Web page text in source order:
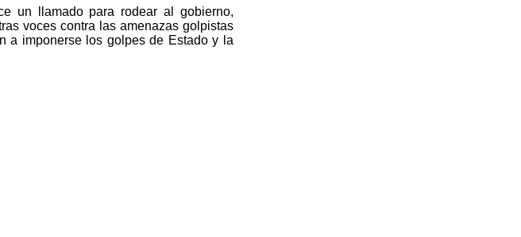
un llamado para rodear al gobierno,
voces contra las amenazas golpistas
a imponerse los golpes de Estado y la